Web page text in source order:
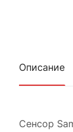
Описание
Сенсор